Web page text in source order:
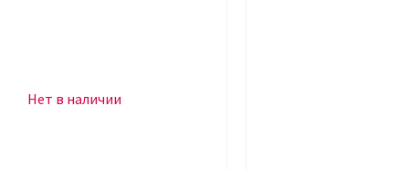
Нет в наличии